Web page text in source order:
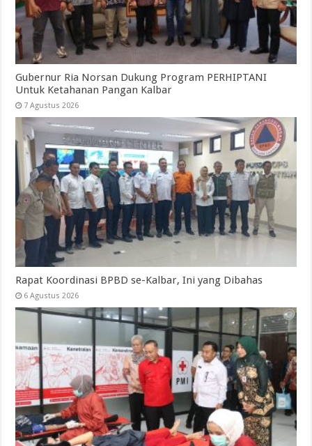
Gubernur Ria Norsan Dukung Program PERHIPTANI
Untuk Ketahanan Pangan Kalbar
7 Agustus 2026
Rapat Koordinasi BPBD se-Kalbar, Ini yang Dibahas
6 Agustus 2026